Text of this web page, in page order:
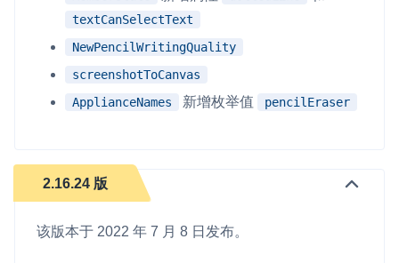
textCanSelectText
NewPencilWritingQuality
screenshotToCanvas
ApplianceNames
新增枚举值 pencilEraser
2.16.24 版
该版本于 2022 年 7 月 8 日发布。